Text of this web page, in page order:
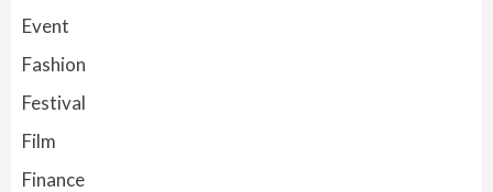
Event
Fashion
Festival
Film
Finance